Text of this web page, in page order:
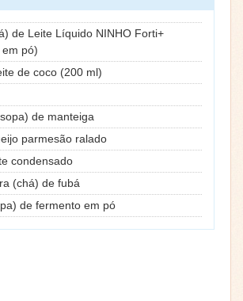
de Leite Líquido NINHO Forti+
pó)
de coco (200 ml)
de manteiga
parmesão ralado
condensado
(chá) de fubá
de fermento em pó